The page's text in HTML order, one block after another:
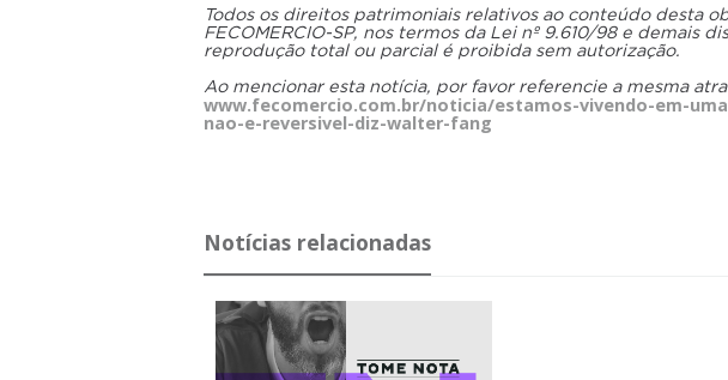
Todos os direitos patrimoniais relativos ao conteúdo desta
FECOMERCIO-SP, nos termos da Lei nº 9.610/98 e demais
reprodução total ou parcial é proibida sem autorização.
Ao mencionar esta notícia, por favor referencie a mesma
www.fecomercio.com.br/noticia/estamos-vivendo-em-
nao-e-reversivel-diz-walter-fang
Notícias relacionadas